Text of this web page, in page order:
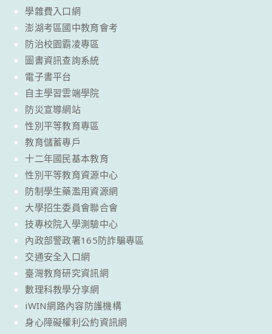
學雜費入口網
澎湖考區國中教育會考
防治校園霸凌專區
圖書資訊查詢系統
電子書平台
自主學習雲端學院
防災宣導網站
性別平等教育專區
教育儲蓄專戶
十二年國民基本教育
性別平等教育資源中心
防制學生藥濫用資源網
大學招生委員會聯合會
技專校院入學測驗中心
內政部警政署165防詐騙專區
交通安全入口網
臺灣教育研究資訊網
數理科教學分享網
iWIN網路內容防護機構
身心障礙權利公約資訊網